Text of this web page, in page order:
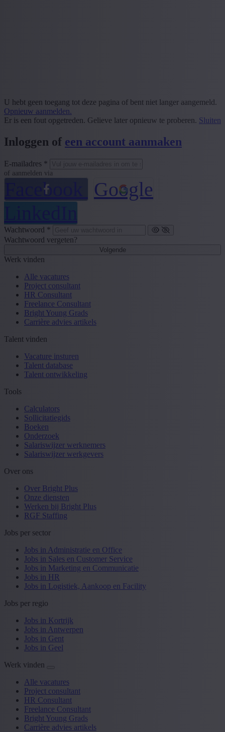
U hebt geen toegang tot deze pagina of bent niet langer aangemeld.
Opnieuw aanmelden.
Er is een fout opgetreden. Gelieve later opnieuw te proberen. Sluiten
Inloggen of een account aanmaken
E-mailadres *
of aanmelden via
Facebook
Google
Wachtwoord *
Wachtwoord vergeten?
Volgende
Werk vinden
Alle vacatures
Project consultant
HR Consultant
Freelance Consultant
Bright Young Grads
Carrière advies artikels
Talent vinden
Vacature insturen
Talent database
Talent ontwikkeling
Tools
Calculators
Sollicitatiegids
Boeken
Onderzoek
Salariswijzer werknemers
Salariswijzer werkgevers
Over ons
Over Bright Plus
Onze diensten
Werken bij Bright Plus
RGF Staffing
Jobs per sector
Jobs in Administratie en Office
Jobs in Sales en Customer Service
Jobs in Marketing en Communicatie
Jobs in HR
Jobs in Logistiek, Aankoop en Facility
Jobs per regio
Jobs in Kortrijk
Jobs in Antwerpen
Jobs in Gent
Jobs in Geel
Werk vinden
Alle vacatures
Project consultant
HR Consultant
Freelance Consultant
Bright Young Grads
Carrière advies artikels